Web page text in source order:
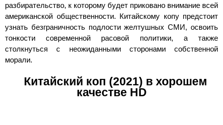
разбирательство, к которому будет приковано внимание всей
американской общественности. Китайскому копу предстоит
узнать безграничность подлости желтушных СМИ, освоить
тонкости современной расовой политики, а также
столкнуться с неожиданными сторонами собственной
морали.
Китайский коп (2021) в хорошем
качестве HD